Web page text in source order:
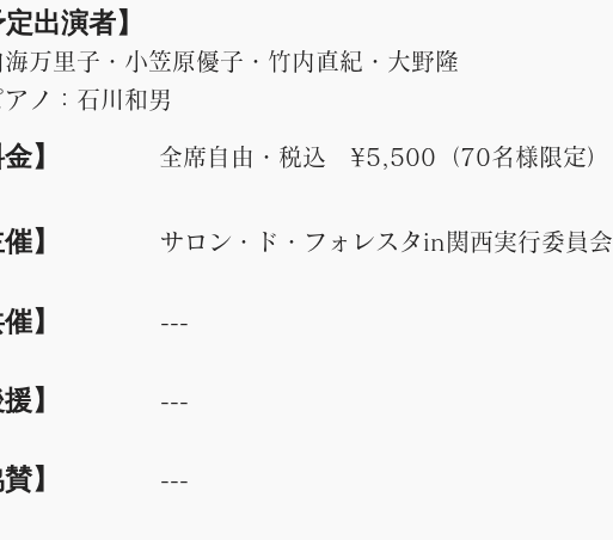
定出演者】
海万里子・小笠原優子・竹内直紀・大野隆
アノ：石川和男
】 全席自由・税込 ¥5,500（70名様限定）
】 サロン・ド・フォレスタin関西実行委員会
】 ---
】 ---
】 ---